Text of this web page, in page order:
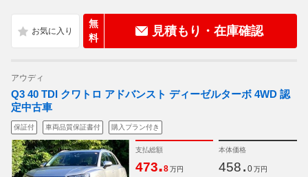
無
料
見積もり・在庫確認
アウディ
Q3 40 TDI クワトロ アドバンスト ディーゼルターボ 4WD 認
定中古車
保証付 車両品質保証書付 購入プラン付き
支払総額
473.8 万円
本体価格
458. 0 万円